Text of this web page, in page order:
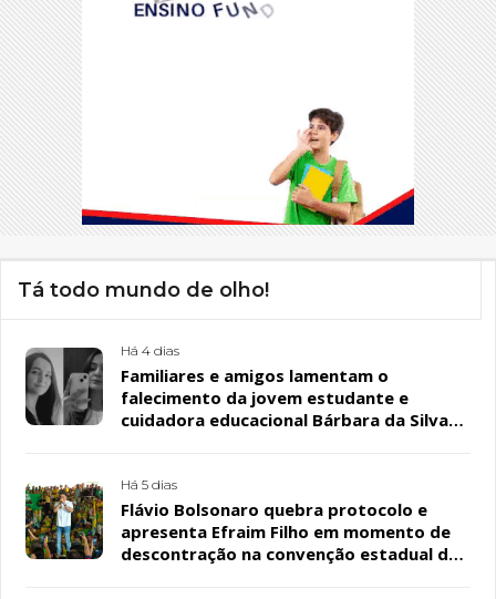
Tá todo mundo de olho!
Há 4 dias
Familiares e amigos lamentam o
falecimento da jovem estudante e
cuidadora educacional Bárbara da Silva
Há 5 dias
Flávio Bolsonaro quebra protocolo e
apresenta Efraim Filho em momento de
descontração na convenção estadual do